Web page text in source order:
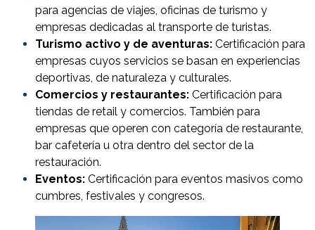
para agencias de viajes, oficinas de turismo y
empresas dedicadas al transporte de turistas.
Turismo activo y de aventuras: Certificación para
empresas cuyos servicios se basan en experiencias
deportivas, de naturaleza y culturales.
Comercios y restaurantes: Certificación para
tiendas de retail y comercios. También para
empresas que operen con categoría de restaurante,
bar cafetería u otra dentro del sector de la
restauración.
Eventos: Certificación para eventos masivos como
cumbres, festivales y congresos.